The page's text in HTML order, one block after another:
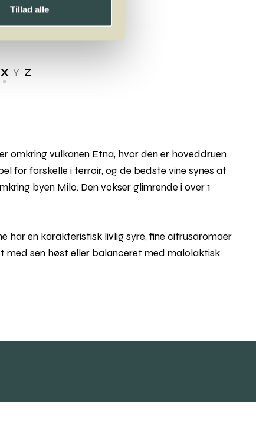
Tillad alle
X Y Z
vulkanen Etna, hvor den er hoveddruen
for forskelle i terroir, og de bedste vine synes at
byen Milo. Den vokser glimrende i over 1
har en karakteristisk livlig syre, fine citrusaromaer
sen høst eller balanceret med malolaktisk